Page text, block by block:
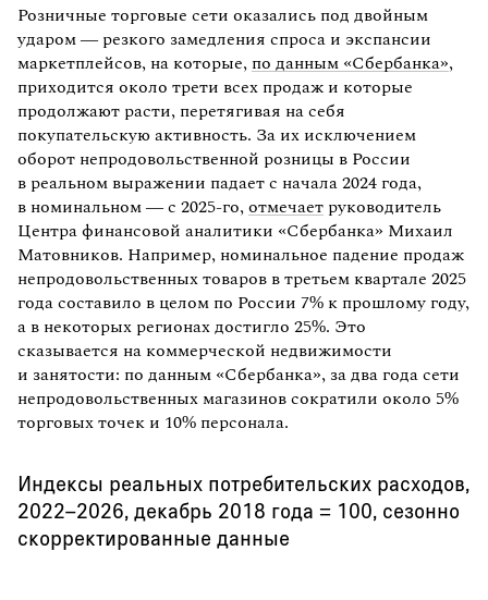
Розничные торговые сети оказались под двойным
ударом — резкого замедления спроса и экспансии
маркетплейсов, на которые, по данным «Сбербанка»,
приходится около трети всех продаж и которые
продолжают расти, перетягивая на себя
покупательскую активность. За их исключением
оборот непродовольственной розницы в России
в реальном выражении падает с начала 2024 года,
в номинальном — с 2025-го,отмечает руководитель
Центра финансовой аналитики «Сбербанка» Михаил
Матовников. Например, номинальное падение продаж
непродовольственных товаров в третьем квартале 2025
года составило в целом по России 7% к прошлому году,
а в некоторых регионах достигло 25%. Это
сказывается на коммерческой недвижимости
и занятости: по данным «Сбербанка», за два года сети
непродовольственных магазинов сократили около 5%
торговых точек и 10% персонала.
Индексы реальных потребительских расходов,
2022–2026, декабрь 2018 года = 100, сезонно
скорректированные данные